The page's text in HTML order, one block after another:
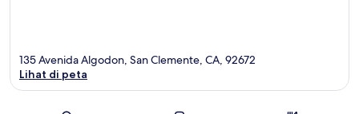
135 Avenida Algodon, San Clemente, CA, 92672
Lihat di peta